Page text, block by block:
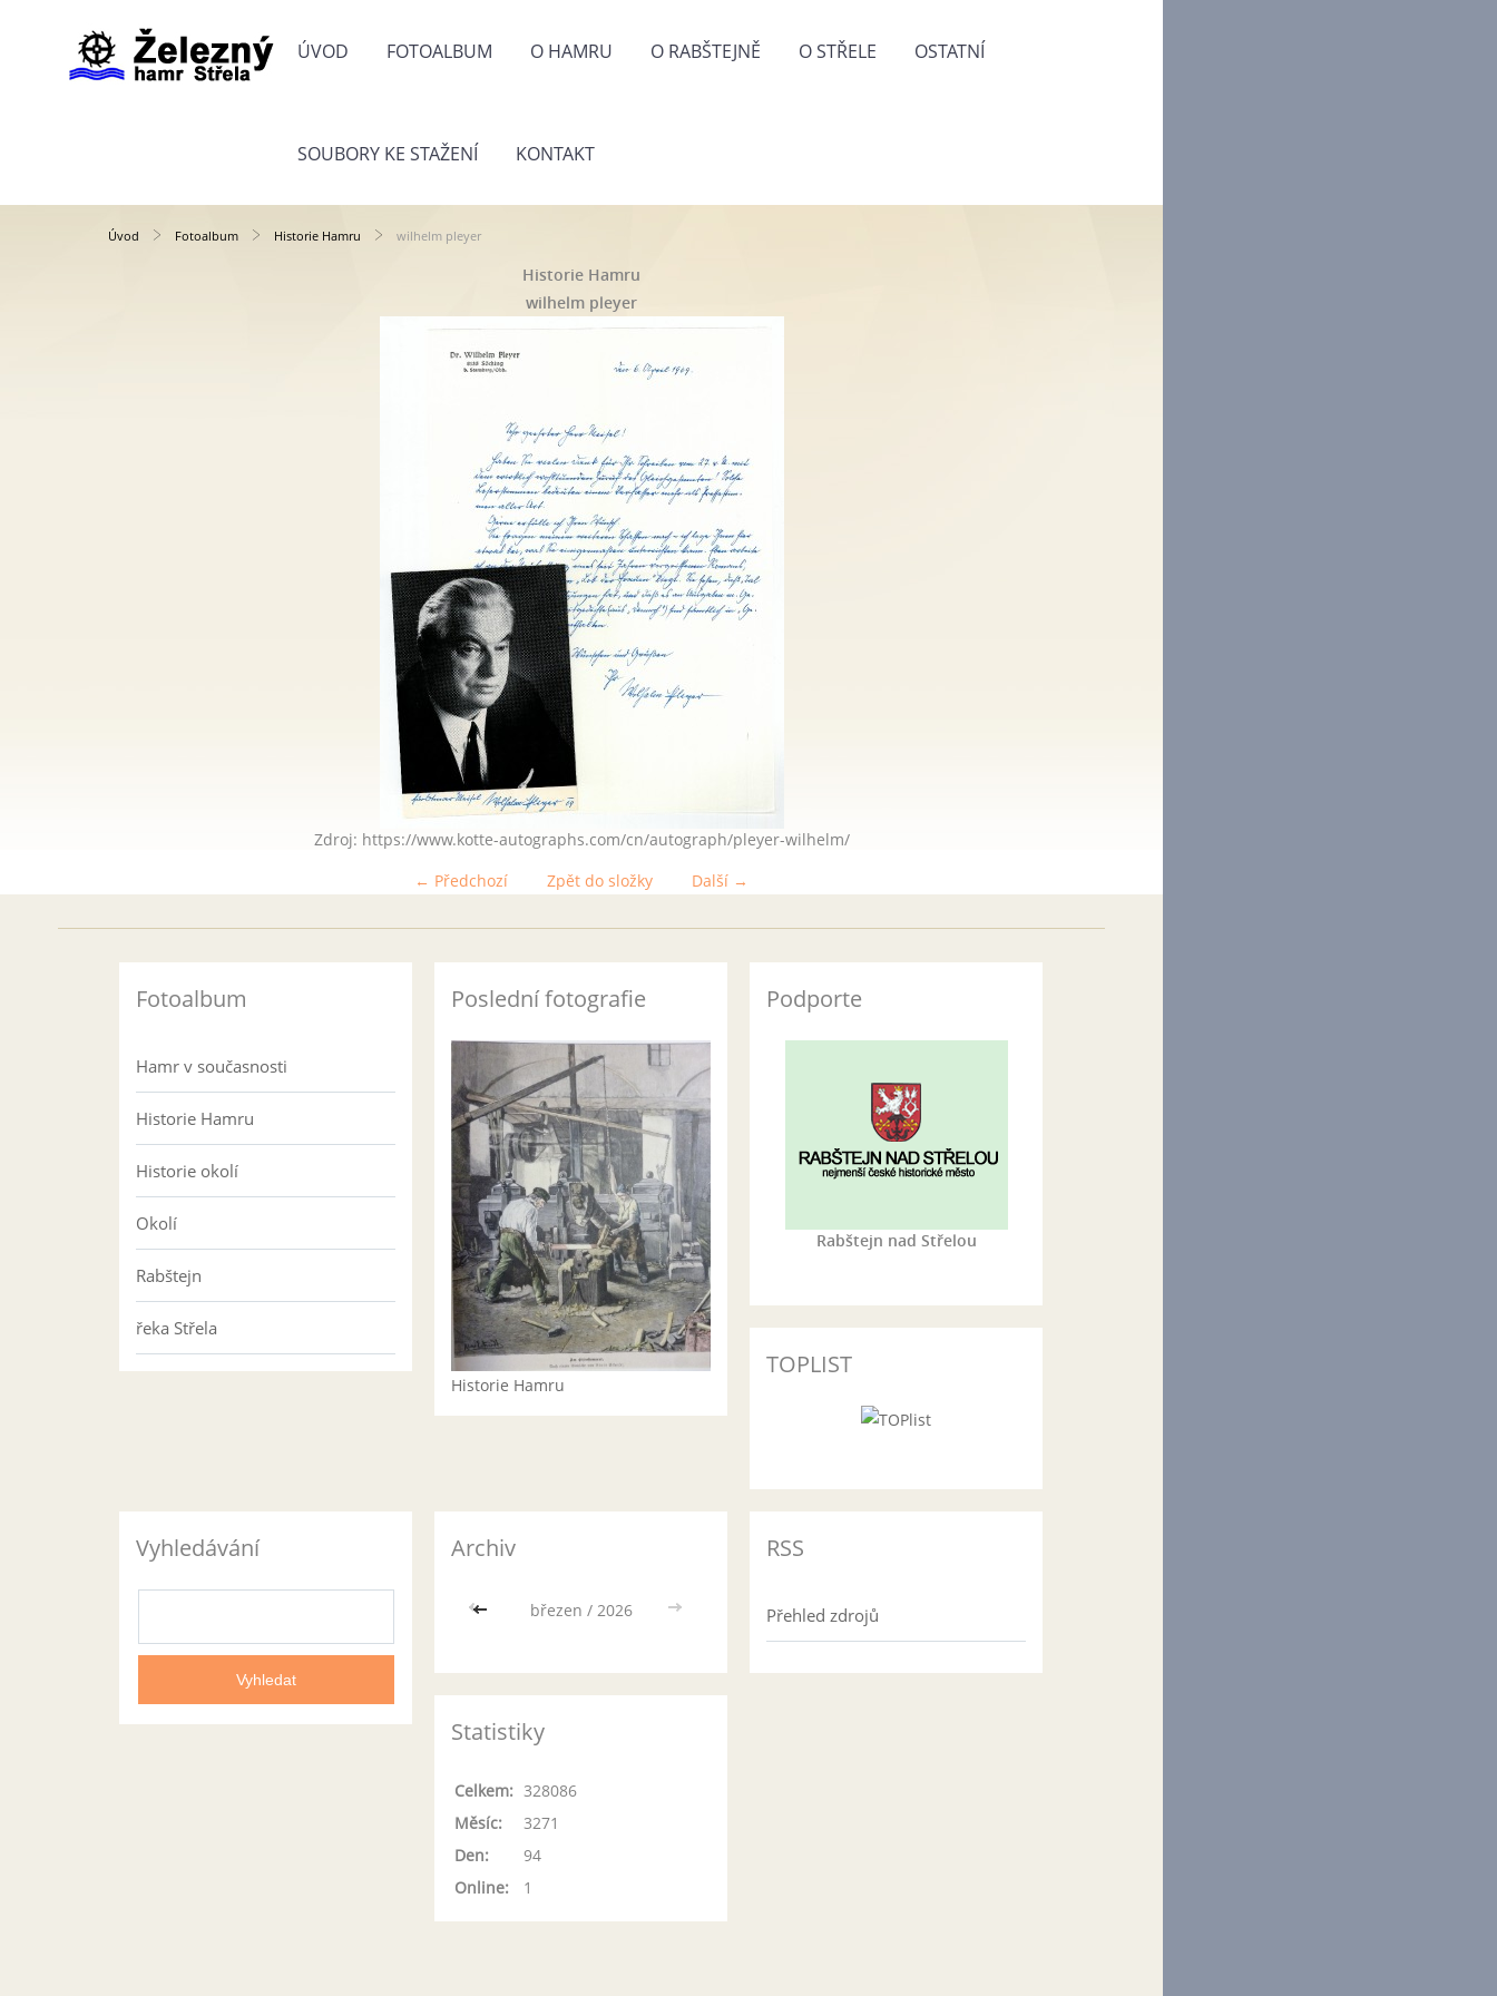
ÚVOD FOTOALBUM O HAMRU O RABŠTEJNĚ O STŘELE OSTATNÍ
SOUBORY KE STAŽENÍ KONTAKT
Úvod Fotoalbum Historie Hamru wilhelm pleyer
Historie Hamru
wilhelm pleyer
Zdroj: https://www.kotte-autographs.com/cn/autograph/pleyer-wilhelm/
← Předchozí
Další →
Zpět do složky
Fotoalbum
Hamr v současnosti
Historie Hamru
Historie okolí
Okolí
Rabštejn
řeka Střela
Poslední fotografie
Historie Hamru
Podporte
Rabštejn nad Střelou
TOPLIST
Vyhledávání Archiv
<< březen / 2026 >>
RSS
Přehled zdrojů
Statistiky
Online: 1
Celkem: 328086
Měsíc:
3271
Den:
94